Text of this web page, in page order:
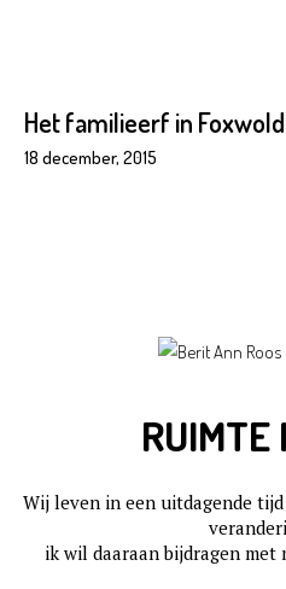
Het familieerf in
18 december, 2015
RUIMTE
Wij leven in een uitdagende
ik wil daaraan bijdragen